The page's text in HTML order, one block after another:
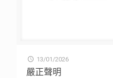
13/01/2026
嚴正聲明